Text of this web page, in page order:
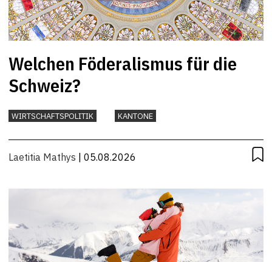
Welchen Föderalismus für die
Schweiz?
WIRTSCHAFTSPOLITIK KANTONE
Laetitia Mathys | 05.08.2026